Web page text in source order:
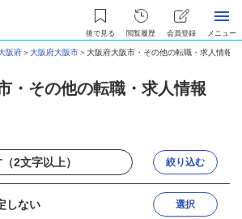
後で見る 閲覧履歴 会員登録 メニュー
阪府＞大阪府大阪市＞大阪府大阪市・その他の転職・求人情報
・その他の転職・求人情報
絞り込む
しない 選択